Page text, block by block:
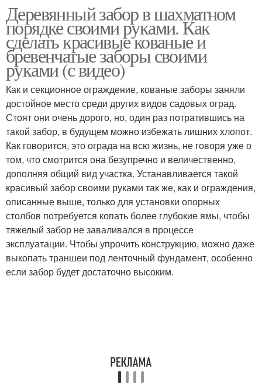
Забор из старых Забор из досок
Деревянные заборы
Забор из бревен
Деревянный забор в шахматном
порядке своими руками. Как
сделать красивые кованые и
бревенчатые заборы своими
руками (с видео)
Как и секционное ограждение, кованые заборы заняли
достойное место среди других видов садовых оград.
Стоят они очень дорого, но, один раз потратившись на
такой забор, в будущем можно избежать лишних хлопот.
Как говорится, это ограда на всю жизнь, не говоря уже о
том, что смотрится она безупречно и величественно,
дополняя общий вид участка. Устанавливается такой
красивый забор своими руками так же, как и ограждения,
описанные выше, только для установки опорных
столбов потребуется копать более глубокие ямы, чтобы
тяжелый забор не заваливался в процессе
эксплуатации. Чтобы упрочить конструкцию, можно даже
выкопать траншеи под ленточный фундамент, особенно
если забор будет достаточно высоким.